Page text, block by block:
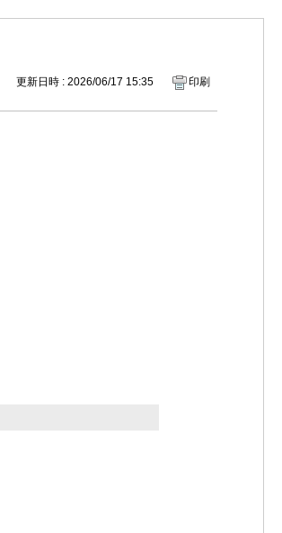
更新日時 : 2026/06/17 15:35 印刷